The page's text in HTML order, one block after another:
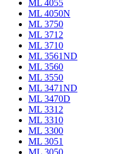
ML 4055
ML 4050N
ML 3750
ML 3712
ML 3710
ML 3561ND
ML 3560
ML 3550
ML 3471ND
ML 3470D
ML 3312
ML 3310
ML 3300
ML 3051
ML 3050